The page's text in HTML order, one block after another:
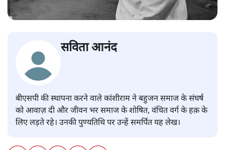
सविता आनंद
बीएसपी की स्थापना करने वाले कांशीराम ने बहुजन समाज के संघर्ष
को आवाज़ दी और जीवन भर समाज के शोषित, वंचित वर्ग के हक़ के
लिए लड़ते रहे। उनकी पुण्यतिथि पर उन्हें समर्पित यह लेख।